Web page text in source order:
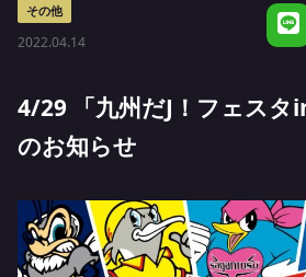
その他
2022.04.14
4/29 「九州だJ！フェスタ
のお知らせ